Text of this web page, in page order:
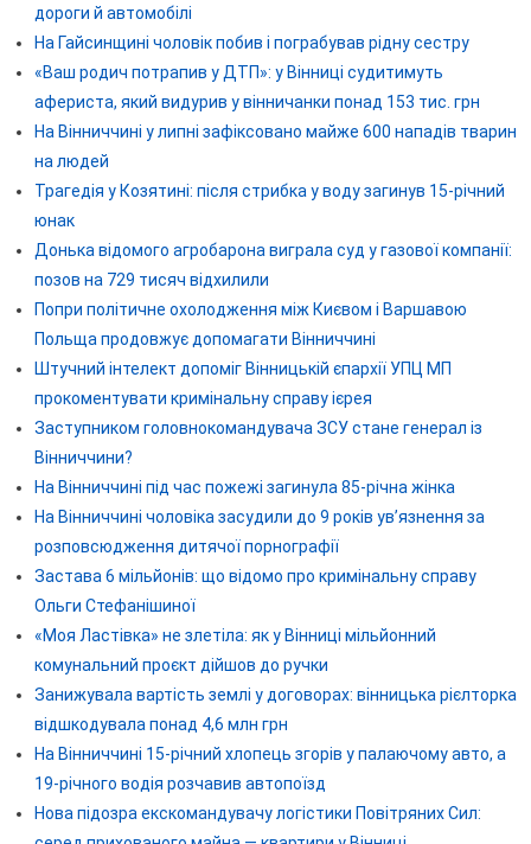
дороги й автомобілі
На Гайсинщині чоловік побив і пограбував рідну сестру
«Ваш родич потрапив у ДТП»: у Вінниці судитимуть
афериста, який видурив у вінничанки понад 153 тис. грн
На Вінниччині у липні зафіксовано майже 600 нападів тварин
на людей
Трагедія у Козятині: після стрибка у воду загинув 15-річний
юнак
Донька відомого агробарона виграла суд у газової компанії:
позов на 729 тисяч відхилили
Попри політичне охолодження між Києвом і Варшавою
Польща продовжує допомагати Вінниччині
Штучний інтелект допоміг Вінницькій єпархії УПЦ МП
прокоментувати кримінальну справу ієрея
Заступником головнокомандувача ЗСУ стане генерал із
Вінниччини?
На Вінниччині під час пожежі загинула 85-річна жінка
На Вінниччині чоловіка засудили до 9 років ув’язнення за
розповсюдження дитячої порнографії
Застава 6 мільйонів: що відомо про кримінальну справу
Ольги Стефанішиної
«Моя Ластівка» не злетіла: як у Вінниці мільйонний
комунальний проєкт дійшов до ручки
Занижувала вартість землі у договорах: вінницька рієлторка
відшкодувала понад 4,6 млн грн
На Вінниччині 15-річний хлопець згорів у палаючому авто, а
19-річного водія розчавив автопоїзд
Нова підозра екскомандувачу логістики Повітряних Сил: